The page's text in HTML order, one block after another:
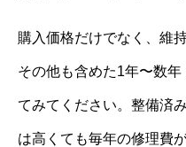
購入価格だけでなく、維
その他も含めた1年〜数
てみてください。整備済
は高くても毎年の修理費